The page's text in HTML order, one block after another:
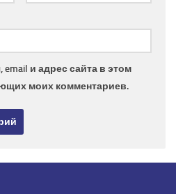
и адрес сайта в этом
моих комментариев.